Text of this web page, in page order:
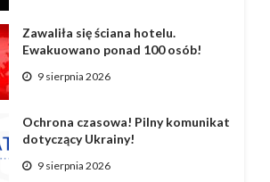
Zawaliła się ściana hotelu.
Ewakuowano ponad 100 osób!
9 sierpnia 2026
Ochrona czasowa! Pilny komunikat
dotyczący Ukrainy!
9 sierpnia 2026